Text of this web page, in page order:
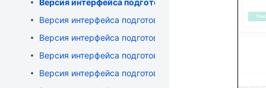
Версия интерфейса подготовки и сбора данных: 1.17
Версия интерфейса подготовки и сбора данных: 1.18
Версия интерфейса подготовки и сбора данных: 1.19
Версия интерфейса подготовки и сбора данных: 1.20
Версия интерфейса подготовки и сбора данных: 1.21